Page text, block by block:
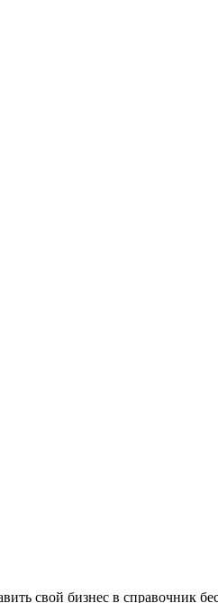
свой бизнес в справочник